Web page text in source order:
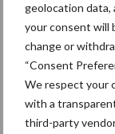
geolocation
your consent will
change or
“Consent
We respect your
with a
third-party
Primaire
Sidebar
Recent
8 jan